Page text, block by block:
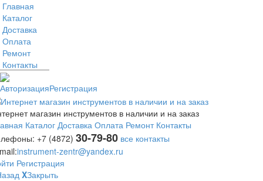
Главная
Каталог
Доставка
Оплата
Ремонт
Контакты
АвторизацияРегистрация
магазин инструментов в наличии и на заказ
Каталог Доставка Оплата Ремонт Контакты
+7 (4872) 30-79-80 все контакты
instrument-zentr@yandex.ru
Регистрация
XЗакрыть